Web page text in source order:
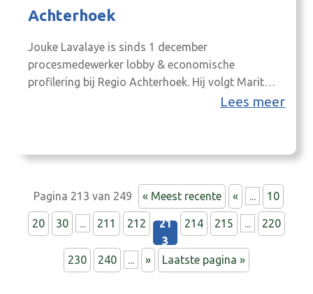
Achterhoek
Jouke Lavalaye is sinds 1 december
procesmedewerker lobby & economische
profilering bij Regio Achterhoek. Hij volgt Marit
Maglio op. Jouke gaat zich bezighouden met de
Industry Achterhoek en is aanspreekpunt/
“Regio Achterhoek biedt mij de kans om in…
Lees meer
Pagina 213 van 249 « Meest recente « ... 10
20 30 ... 211 212
21
3
214 215 ... 220
230 240 ... » Laatste pagina »